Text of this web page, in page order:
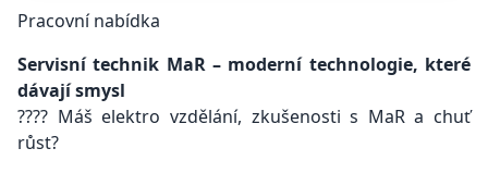
Pracovní nabídka
Servisní technik MaR – moderní technologie, které
dávají smysl
???? Máš elektro vzdělání, zkušenosti s MaR a chuť
růst?